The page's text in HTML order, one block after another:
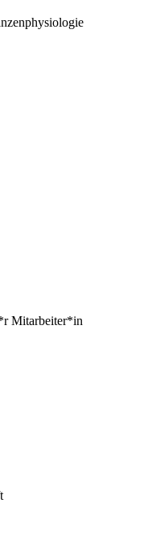
Mitarbeiter*in